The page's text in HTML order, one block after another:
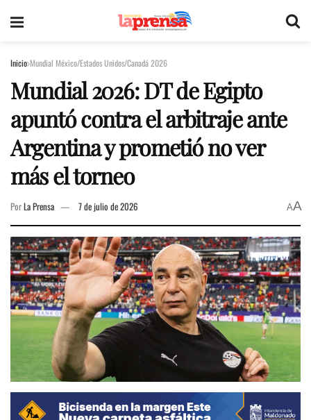
Inicio Mundial México/Estados Unidos/Canadá 2026
Mundial 2026: DT de Egipto
apuntó contra el arbitraje ante
Argentina y prometió no ver
más el torneo
PorLa Prensa 7 de julio de 2026 AA